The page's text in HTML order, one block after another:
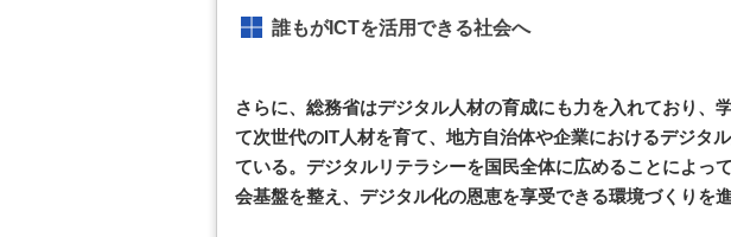
誰もがICTを活用できる社会へ
さらに、総務省はデジタル人材の育成にも力を入れており、
て次世代のIT人材を育て、地方自治体や企業におけるデジタ
ている。デジタルリテラシーを国民全体に広めることによっ
会基盤を整え、デジタル化の恩恵を享受できる環境づくりを